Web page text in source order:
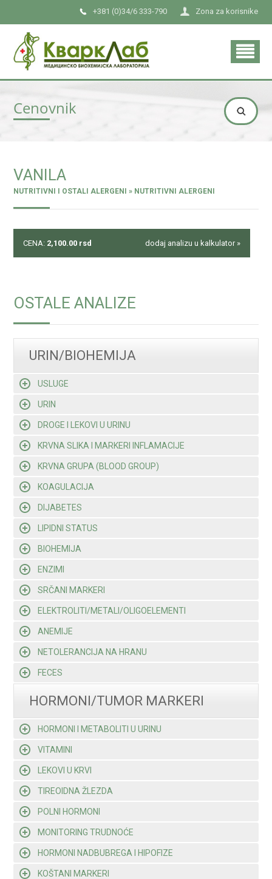
Zona za korisnike
+381 (0)34/6 333-790
Cenovnik
VANILA
NUTRITIVNI I OSTALI ALERGENI » NUTRITIVNI ALERGENI
CENA: 2,100.00 rsd dodaj analizu u kalkulator »
OSTALE ANALIZE
URIN/BIOHEMIJA
USLUGE
URIN
DROGE I LEKOVI U URINU
KRVNA SLIKA I MARKERI INFLAMACIJE
KRVNA GRUPA (BLOOD GROUP)
KOAGULACIJA
DIJABETES
LIPIDNI STATUS
BIOHEMIJA
ENZIMI
SRČANI MARKERI
ELEKTROLITI/METALI/OLIGOELEMENTI
ANEMIJE
NETOLERANCIJA NA HRANU
FECES
HORMONI/TUMOR MARKERI
HORMONI I METABOLITI U URINU
VITAMINI
LEKOVI U KRVI
TIREOIDNA ŽLEZDA
POLNI HORMONI
MONITORING TRUDNOĆE
HORMONI NADBUBREGA I HIPOFIZE
KOŠTANI MARKERI